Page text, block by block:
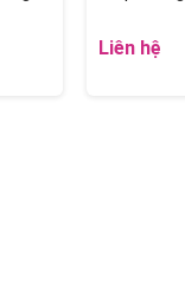
Liên hệ